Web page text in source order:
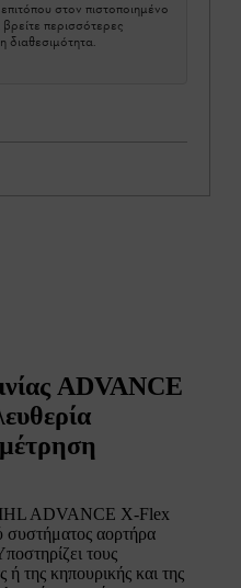
στον πιστοποιημένο
περισσότερες
διαθεσιμότητα.
ADVANCE
ADVANCE X-Flex
συστήματος αορτήρα
τους
ή της κηπουρικής και της